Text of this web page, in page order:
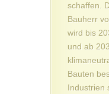
schaffen.
Bauherr
wird bis
und ab
Bauten
Industrien